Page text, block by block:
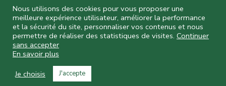
Biomasse Normandie © 2026 Tous droits réservés
– RéalisationCapture Communication –
Mentions légales
Nous utilisons des cookies pour vous proposer une
meilleure expérience utilisateur, améliorer la performance
et la sécurité du site, personnaliser vos contenus et nous
permettre de réaliser des statistiques de visites. Continuer
sans accepter
En savoir plus
Je choisis
J'accepte